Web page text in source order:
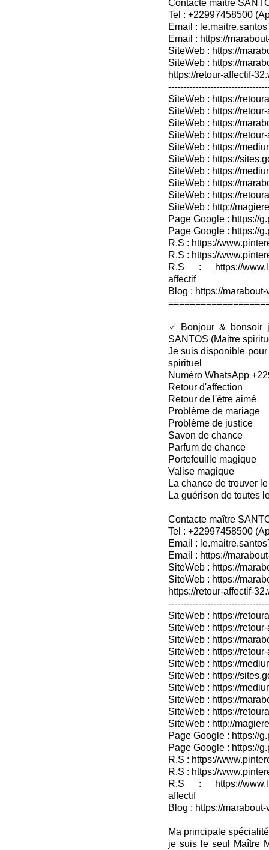
Contacte maître
Tel : +22997458500
Email :
Email : https://
SiteWeb : https://
SiteWeb : https://
https://retour-affectif-
SiteWeb : https://
SiteWeb : https://
SiteWeb : https://
SiteWeb : https://
SiteWeb : https://
SiteWeb : https://
SiteWeb : https://
SiteWeb : https://
SiteWeb : https://
SiteWeb : http://
Page Google : https://
Page Google : https://
R.S : https://
R.S : https://
R.S : https://
affectif
Blog : https://
☑️ Bonjour & bonsoir
SANTOS (Maitre
Je suis disponible
spirituel
Numéro WhatsApp
Retour d'affection
Retour de l'être aimé
Problème de mariage
Problème de justice
Savon de chance
Parfum de chance
Portefeuille magique
Valise magique
La chance de trouver
La guérison de toutes
Contacte maître
Tel : +22997458500
Email :
Email : https://
SiteWeb : https://
SiteWeb : https://
https://retour-affectif-
SiteWeb : https://
SiteWeb : https://
SiteWeb : https://
SiteWeb : https://
SiteWeb : https://
SiteWeb : https://
SiteWeb : https://
SiteWeb : https://
SiteWeb : https://
SiteWeb : http://
Page Google : https://
Page Google : https://
R.S : https://
R.S : https://
R.S : https://
affectif
Blog : https://
Ma principale
je suis le seul Maître